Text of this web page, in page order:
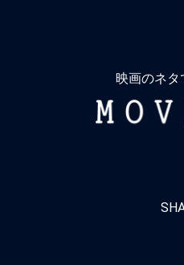
映画のネタ
MOVIE